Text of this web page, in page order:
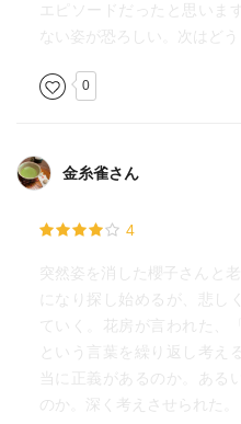
エピソードだったと思いま
ない姿が恐ろしい。次はど
0
金糸雀さん
4
突然姿を消した櫻子さんと
になり探し始めるが、悲し
ていく。花房が言われた、
という言葉を繰り返し考え
当に正義があるのか。ある
のか。深く考えさせられた。